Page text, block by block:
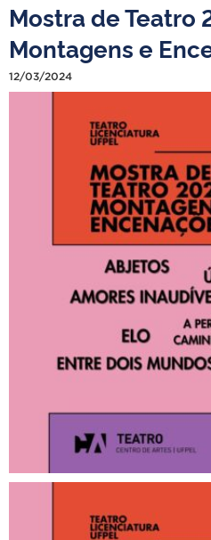
Mostra de Teatro
Montagens e
12/03/2024